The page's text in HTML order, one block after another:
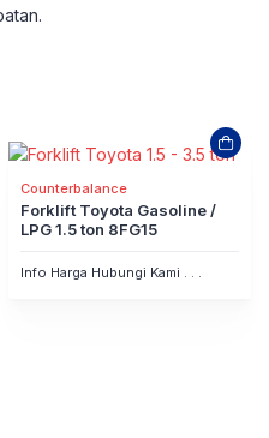
Counterbalance
Forklift Toyota Gasoline /
LPG 1.5 ton 8FG15
Info Harga Hubungi Kami . . .